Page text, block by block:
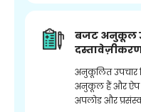
बजट अनुकूल
अनुकूलित उपचार
अनुकूल हैं और ऐप
अपलोड और